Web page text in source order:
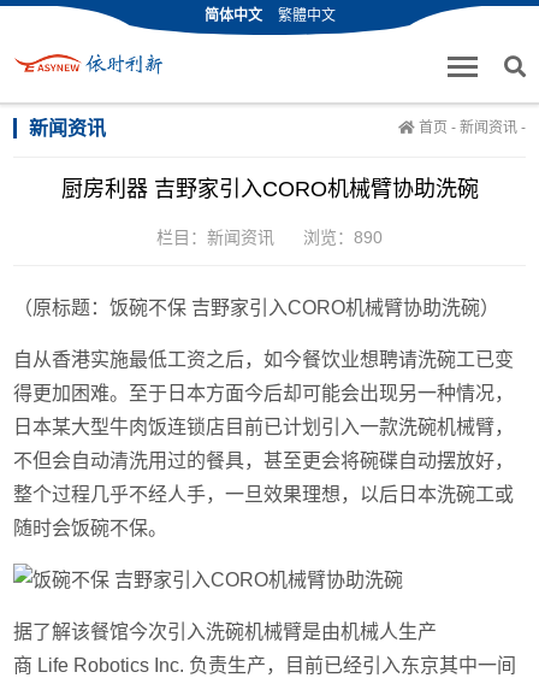
简体中文 繁體中文
新闻资讯 首页 - 新闻资讯-
厨房利器 吉野家引入CORO机械臂协助洗碗
栏目： 新闻资讯 浏览：890
（原标题：饭碗不保 吉野家引入CORO机械臂协助洗碗）
自从香港实施最低工资之后，如今餐饮业想聘请洗碗工已变
得更加困难。至于日本方面今后却可能会出现另一种情况，
日本某大型牛肉饭连锁店目前已计划引入一款洗碗机械臂，
不但会自动清洗用过的餐具，甚至更会将碗碟自动摆放好，
整个过程几乎不经人手，一旦效果理想，以后日本洗碗工或
随时会饭碗不保。
据了解该餐馆今次引入洗碗机械臂是由机械人生产
商 Life Robotics Inc. 负责生产，目前已经引入东京其中一间